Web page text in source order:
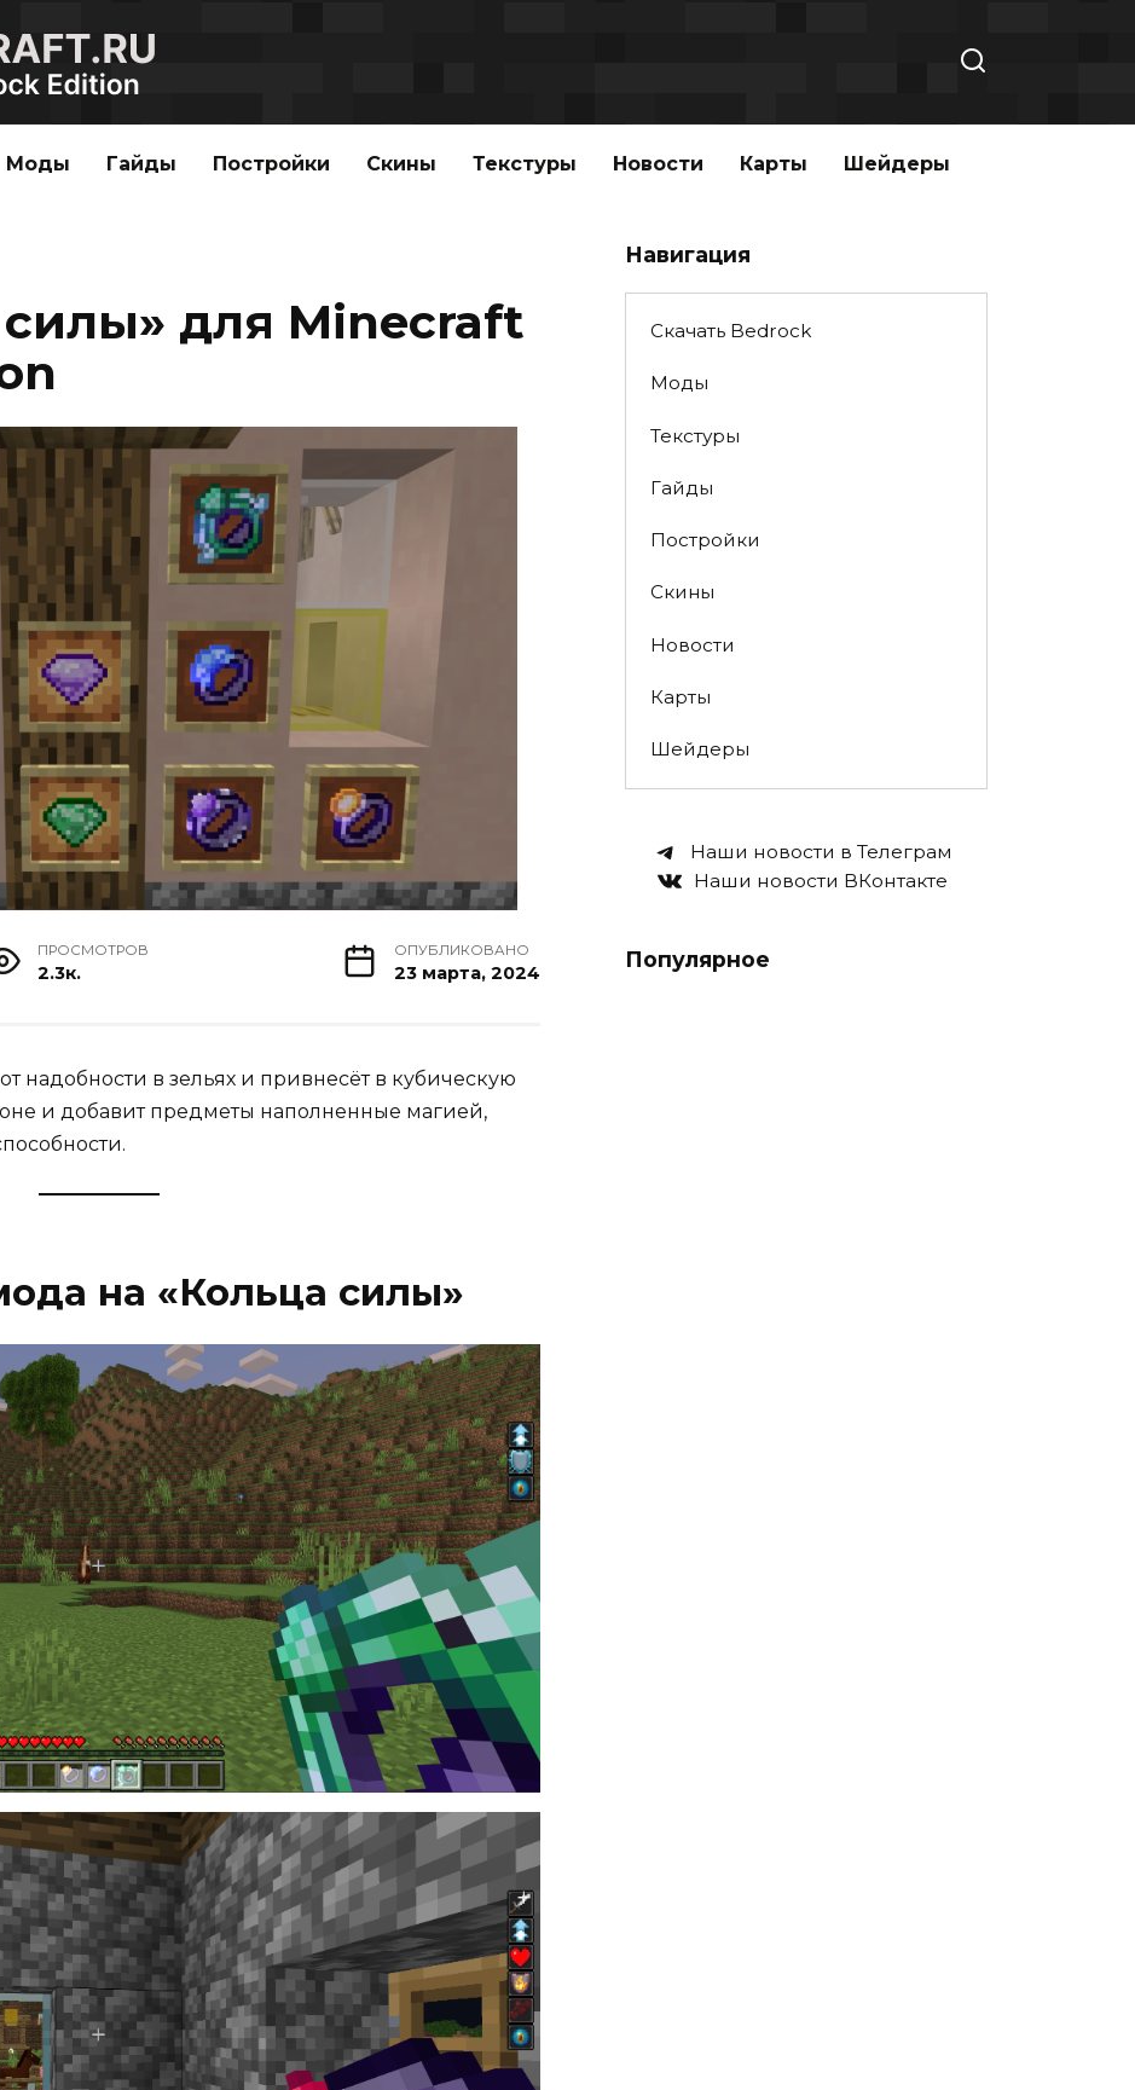
Моды Гайды Постройки Скины Текстуры Новости Карты Шейдеры
для Minecraft
ПРОСМОТРОВ
2.3к.
ОПУБЛИКОВАНО
23 марта, 2024
надобности в зельях и привнесёт в кубическую
и добавит предметы наполненные магией,
на «Кольца силы»
Навигация
Скачать Bedrock
Моды
Текстуры
Гайды
Постройки
Скины
Новости
Карты
Шейдеры
Наши новости в Телеграм
Наши новости ВКонтакте
Популярное